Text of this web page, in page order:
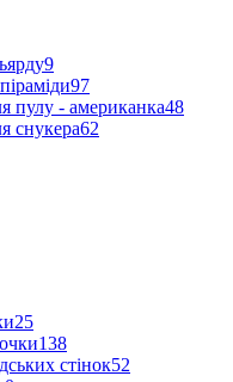
9
97
пулу - американка48
снукера62
25
138
стінок52